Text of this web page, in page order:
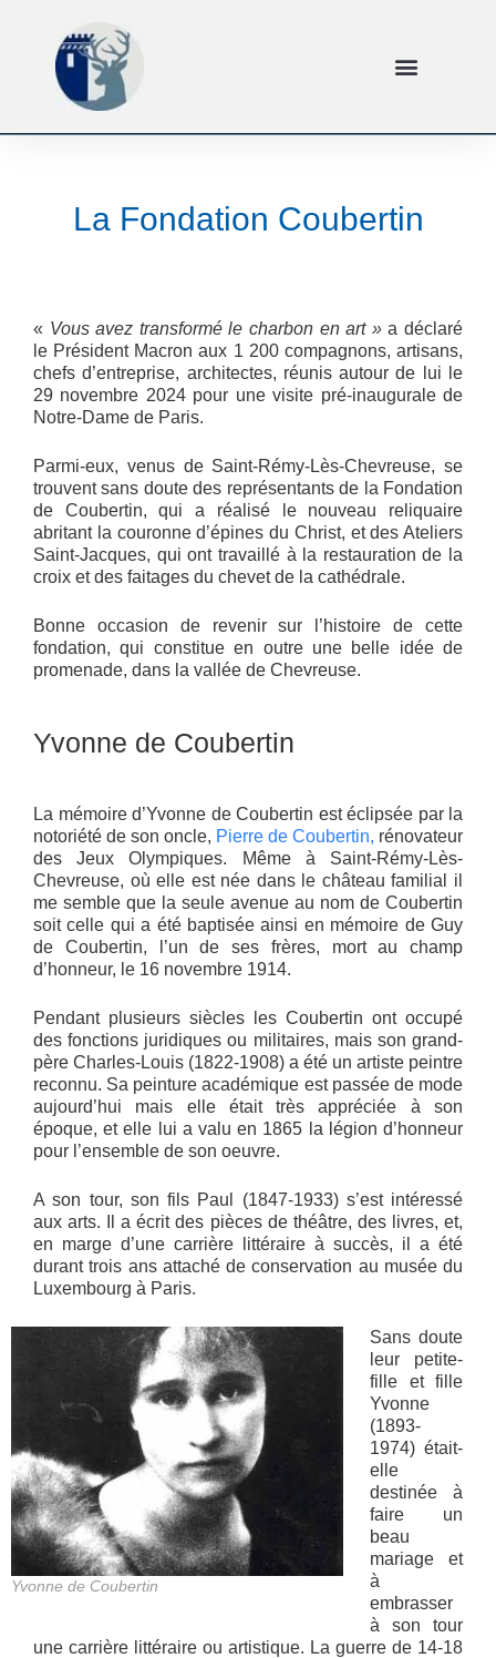
La Fondation Coubertin
« Vous avez transformé le charbon en art »a déclaré
le Président Macron aux 1 200 compagnons, artisans,
chefs d’entreprise, architectes, réunis autour de lui le
29 novembre 2024 pour une visite pré-inaugurale de
Notre-Dame de Paris.
Parmi-eux, venus de Saint-Rémy-Lès-Chevreuse, se
trouvent sans doute des représentants de la Fondation
de Coubertin, qui a réalisé le nouveau reliquaire
abritant la couronne d’épines du Christ, et des Ateliers
Saint-Jacques, qui ont travaillé à la restauration de la
croix et des faitages du chevet de la cathédrale.
Bonne occasion de revenir sur l’histoire de cette
fondation, qui constitue en outre une belle idée de
promenade, dans la vallée de Chevreuse.
Yvonne de Coubertin
La mémoire d’Yvonne de Coubertin est éclipsée par la
notoriété de son oncle, Pierre de Coubertin, rénovateur
des Jeux Olympiques. Même à Saint-Rémy-Lès-
Chevreuse, où elle est née dans le château familial il
me semble que la seule avenue au nom de Coubertin
soit celle qui a été baptisée ainsi en mémoire de Guy
de Coubertin, l’un de ses frères, mort au champ
d’honneur, le 16 novembre 1914.
Pendant plusieurs siècles les Coubertin ont occupé
des fonctions juridiques ou militaires, mais son grand-
père Charles-Louis (1822-1908) a été un artiste peintre
reconnu. Sa peinture académique est passée de mode
aujourd’hui mais elle était très appréciée à son
époque, et elle lui a valu en 1865 la légion d’honneur
pour l’ensemble de son oeuvre.
A son tour, son fils Paul (1847-1933) s’est intéressé
aux arts. Il a écrit des pièces de théâtre, des livres, et,
en marge d’une carrière littéraire à succès, il a été
durant trois ans attaché de conservation au musée du
Luxembourg à Paris.
Yvonne de Coubertin
Sans doute
leur petite-
fille et fille
Yvonne
(1893-
1974) était-
elle
destinée à
faire un
beau
mariage et
à
embrasser
à son tour
une carrière littéraire ou artistique. La guerre de 14-18